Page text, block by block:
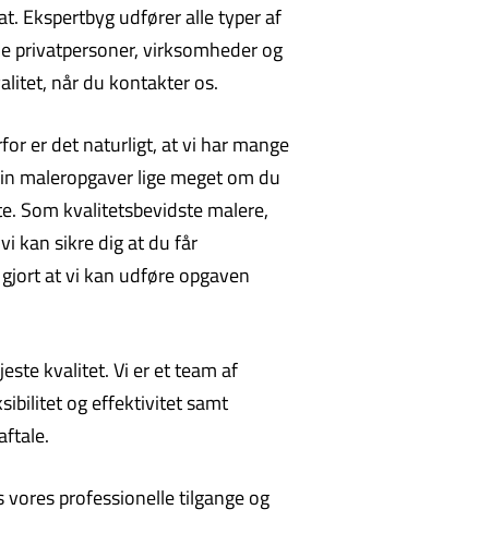
Ekspertbyg udfører alle typer af
privatpersoner, virksomheder og
når du kontakter os.
er det naturligt, at vi har mange
maleropgaver lige meget om du
Som kvalitetsbevidste malere,
kan sikre dig at du får
at vi kan udføre opgaven
kvalitet. Vi er et team af
og effektivitet samt
professionelle tilgange og